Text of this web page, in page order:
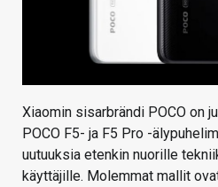
Xiaomin sisarbrändi POCO on
POCO F5- ja F5 Pro -
uutuuksia etenkin nuorille
käyttäjille. Molemmat mallit